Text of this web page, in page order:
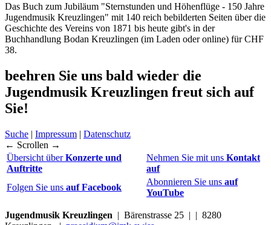
Das Buch zum Jubiläum "Sternstunden und Höhenflüge - 150 Jahre
Jugendmusik Kreuzlingen" mit 140 reich bebilderten Seiten über die
Geschichte des Vereins von 1871 bis heute gibt's in der
Buchhandlung Bodan Kreuzlingen (im Laden oder online) für CHF
38.
beehren Sie uns bald wieder die
Jugendmusik Kreuzlingen freut sich auf
Sie!
Suche | Impressum | Datenschutz
← Scrollen →
Übersicht überKonzerte und
Auftritte
Nehmen Sie mit uns Kontakt
auf
Folgen Sie uns auf Facebook
Abonnieren Sie uns auf
YouTube
Jugendmusik Kreuzlingen | Bärenstrasse 25 | | 8280